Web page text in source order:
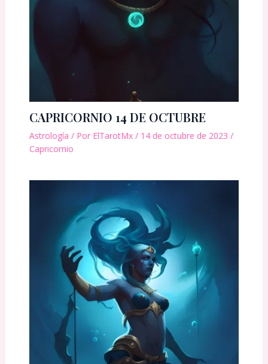
CAPRICORNIO 14 DE OCTUBRE
Astrología / Por ElTarotMx / 14 de octubre de 2023 /
Capricornio